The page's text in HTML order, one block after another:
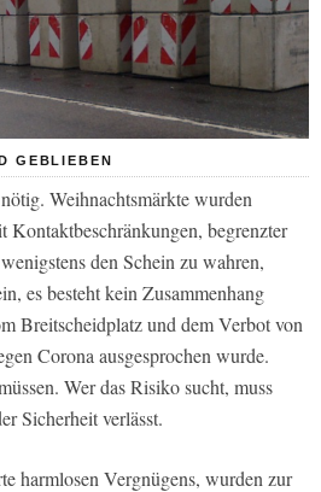
GEBLIEBEN
Weihnachtsmärkte wurden
Kontaktbeschränkungen, begrenzter
den Schein zu wahren,
es besteht kein Zusammenhang
Breitscheidplatz und dem Verbot von
Corona ausgesprochen wurde.
Wer das Risiko sucht, muss
Sicherheit verlässt.
harmlosen Vergnügens, wurden zur